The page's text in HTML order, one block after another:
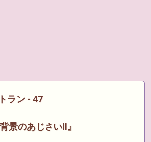
ラン - 47
景のあじさいⅡ』